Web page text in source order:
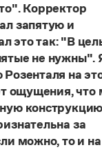
слова
Корректор
запятую и
это так: "В
не нужны".
на
ощущения, что
за
можно, то и